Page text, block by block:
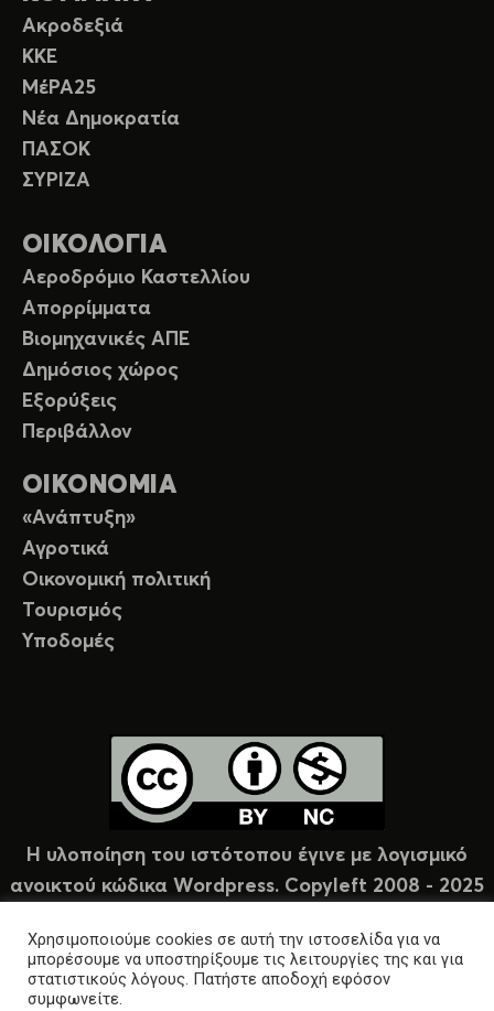
Ακροδεξιά
ΚΚΕ
ΜέΡΑ25
Νέα Δημοκρατία
ΠΑΣΟΚ
ΣΥΡΙΖΑ
ΟΙΚΟΛΟΓΙΑ
Αεροδρόμιο Καστελλίου
Απορρίμματα
Βιομηχανικές ΑΠΕ
Δημόσιος χώρος
Εξορύξεις
Περιβάλλον
ΟΙΚΟΝΟΜΙΑ
«Ανάπτυξη»
Αγροτικά
Οικονομική πολιτική
Τουρισμός
Υποδομές
Η υλοποίηση του ιστότοπου έγινε με λογισμικό
ανοικτού κώδικα Wordpress. Copyleft 2008 - 2025
Χρησιμοποιούμε cookies σε αυτή την ιστοσελίδα για να
μπορέσουμε να υποστηρίξουμε τις λειτουργίες της και για
στατιστικούς λόγους. Πατήστε αποδοχή εφόσον
συμφωνείτε.